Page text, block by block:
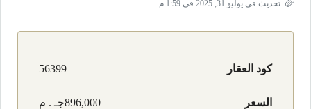
تحديث في يوليو 31, 2025 في 1:59 م
كود العقار 56399
السعر 896,000جـ . م